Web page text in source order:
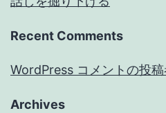
Recent Comments
WordPress コメントの投
Archives